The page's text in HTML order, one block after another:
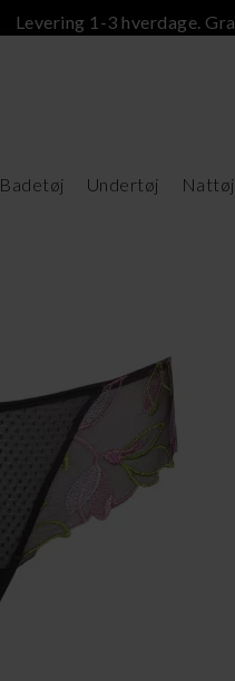
Levering 1-3 hverdage.
Badetøj Undertøj Nattøj